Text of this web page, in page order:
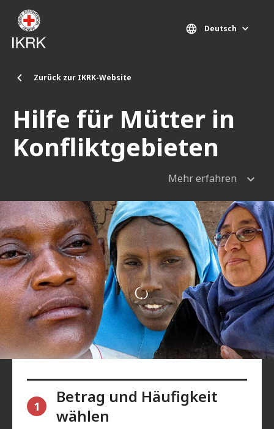
Direkt zum Inhalt
Zurück zur IKRK-Website
Deutsch
Hilfe für Mütter in
Konfliktgebieten
Mehr erfahren
1
Betrag und Häufigkeit
wählen